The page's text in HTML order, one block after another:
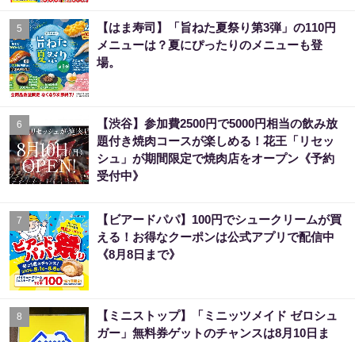
5
【はま寿司】「旨ねた夏祭り第3弾」の110円
メニューは？夏にぴったりのメニューも登
場。
6
【渋谷】参加費2500円で5000円相当の飲み放
題付き焼肉コースが楽しめる！花王「リセッ
シュ」が期間限定で焼肉店をオープン《予約
受付中》
7
【ビアードパパ】100円でシュークリームが買
える！お得なクーポンは公式アプリで配信中
《8月8日まで》
8
【ミニストップ】「ミニッツメイド ゼロシュ
ガー」無料券ゲットのチャンスは8月10日ま